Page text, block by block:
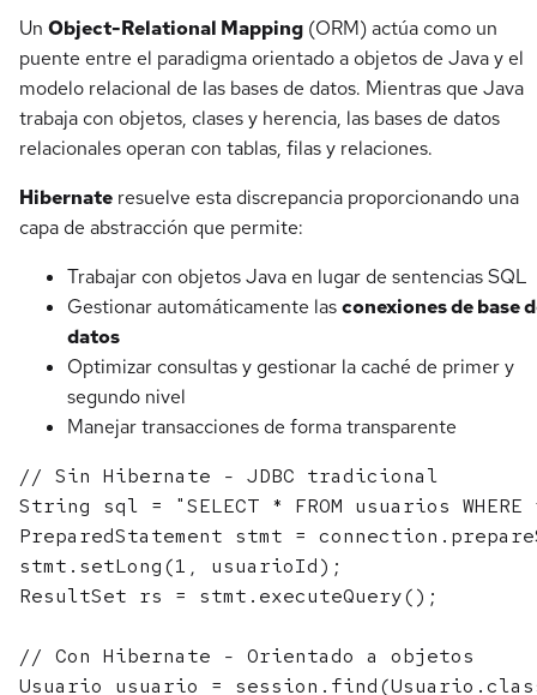
Un Object-Relational Mapping (ORM) actúa como un
puente entre el paradigma orientado a objetos de Java y el
modelo relacional de las bases de datos. Mientras que Java
trabaja con objetos, clases y herencia, las bases de datos
relacionales operan con tablas, filas y relaciones.
Hibernate resuelve esta discrepancia proporcionando una
capa de abstracción que permite:
Trabajar con objetos Java en lugar de sentencias SQL
Gestionar automáticamente lasconexiones de base
datos
Optimizar consultas y gestionar la caché de primer y
segundo nivel
Manejar transacciones de forma transparente
// Sin Hibernate - JDBC tradicional
String sql = "SELECT * FROM usuarios
PreparedStatement stmt =
stmt.setLong(1, usuarioId);
ResultSet rs = stmt.executeQuery();
// Con Hibernate - Orientado a objetos